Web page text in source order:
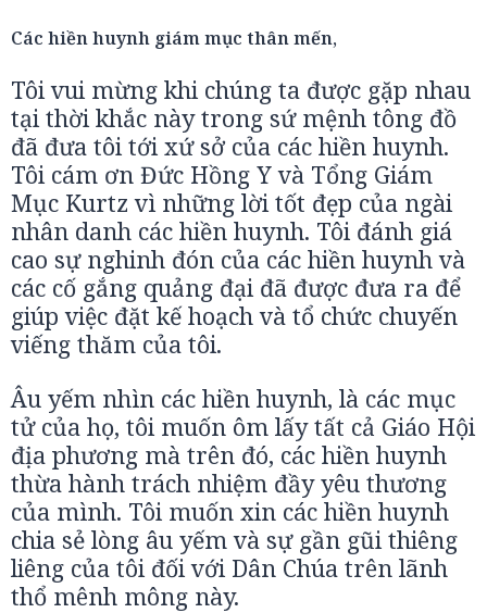
Các hiền huynh giám mục thân mến,
Tôi vui mừng khi chúng ta được gặp nhau
tại thời khắc này trong sứ mệnh tông đồ
đã đưa tôi tới xứ sở của các hiền huynh.
Tôi cám ơn Đức Hồng Y và Tổng Giám
Mục Kurtz vì những lời tốt đẹp của ngài
nhân danh các hiền huynh. Tôi đánh giá
cao sự nghinh đón của các hiền huynh và
các cố gắng quảng đại đã được đưa ra để
giúp việc đặt kế hoạch và tổ chức chuyến
viếng thăm của tôi.
Âu yếm nhìn các hiền huynh, là các mục
tử của họ, tôi muốn ôm lấy tất cả Giáo Hội
địa phương mà trên đó, các hiền huynh
thừa hành trách nhiệm đầy yêu thương
của mình. Tôi muốn xin các hiền huynh
chia sẻ lòng âu yếm và sự gần gũi thiêng
liêng của tôi đối với Dân Chúa trên lãnh
thổ mênh mông này.